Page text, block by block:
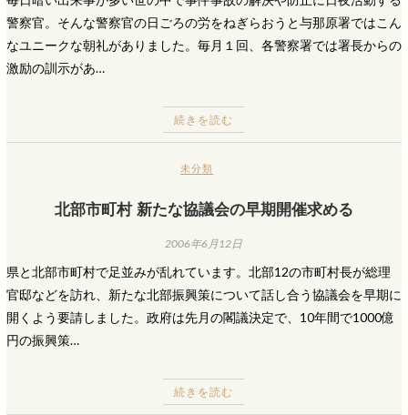
警察官。そんな警察官の日ごろの労をねぎらおうと与那原署ではこん
なユニークな朝礼がありました。毎月１回、各警察署では署長からの
激励の訓示があ…
続きを読む
未分類
北部市町村 新たな協議会の早期開催求める
2006年6月12日
県と北部市町村で足並みが乱れています。北部12の市町村長が総理
官邸などを訪れ、新たな北部振興策について話し合う協議会を早期に
開くよう要請しました。政府は先月の閣議決定で、10年間で1000億
円の振興策…
続きを読む